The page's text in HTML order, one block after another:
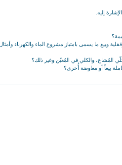
إليه.
وبيع ما يسمى بامتياز مشروع الماء والكهرباء